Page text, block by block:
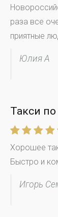
раза все
приятные
Юлия А
Такси
Хорошее
Быстро и
Игорь